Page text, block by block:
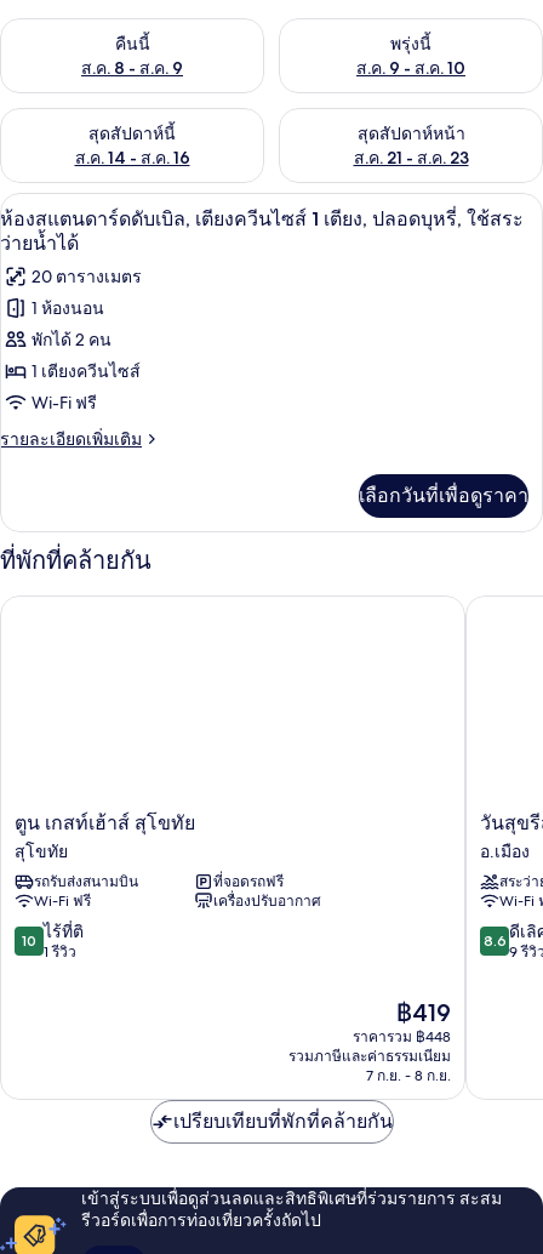
คืนนี้
ส.ค. 8 - ส.ค. 9
ตรวจสอบจำนวนห้องพักว่างในคืนนี้ ส.ค. 8 - ส.ค. 9พรุ่งนี้
ส.ค. 9 - ส.ค. 10
ตรวจสอบจำนวนห้องพักว่างใน
สุดสัปดาห์นี้
ส.ค. 14 - ส.ค. 16
ตรวจสอบจำนวนห้องพักว่างในสุดสัปดาห์นี้ ส.ค. 14 - ส.ค. 16
สุดสัปดาห์หน้า
ส.ค. 21 - ส.ค. 23
ตรวจสอบจำนวนห้องพักว่างใน
เปิด
ภาพถ่าย
ทั้งหมด
ของ
ห้อง
สแตนดาร์ด
เตียง
ไซส์
1
เตียง,
ได้
Wi-Fi ฟรี, ผ้าปูที่นอน
6
ห้องสแตนดาร์ดดับเบิล, เตียงควีนไซส์ 1 เตียง, ปลอดบุหรี่, ใช้สระ
ว่ายน้ำได้
20 ตารางเมตร
1 ห้องนอน
พักได้ 2 คน
1 เตียงควีนไซส์
Wi-Fi ฟรี
รายละเอียดเพิ่มเติม
ราย
เกี่ยว
กับ
ห้อง
สแตนดาร์ด
ดับเบิล,
ว่าย
น้ำ
ได้
เลือกวันที่เพื่อดูราคา
ที่พักที่คล้ายกัน
ตูน
เกส
ท์
เฮ้าส์
สุโขทัย
สุโขทัย
ตูน เกสท์เฮ้าส์ สุโขทัย
สุโขทัย
รถรับส่งสนามบิน
ที่จอดรถฟรี
Wi-Fi ฟรี
เครื่องปรับอากาศ
10.0
จาก
10 ไร้ที่ติ
1 รีวิว
ราคา
ปัจจุบัน
คือ
฿419
฿419
ราคารวม ฿448
รวมภาษีและค่าธรรมเนียม
7 ก.ย. - 8 ก.ย.
ตูน เกสท์เฮ้าส์ สุโขทัย
วัน
รีสอร์ท
สุโขทัย
อ.เมือง
วันสุข
อ.เมือง
สระว่
Wi-Fi
8.6
จาก
8.6 ดีเลิ
9 รีวิ
วันสุขรีส
เปรียบเทียบที่พักที่คล้ายกัน
เข้าสู่ระบบเพื่อดูส่วนลดและสิทธิพิเศษที่ร่วมรายการ สะสม
รีวอร์ดเพื่อการท่องเที่ยวครั้งถัดไป